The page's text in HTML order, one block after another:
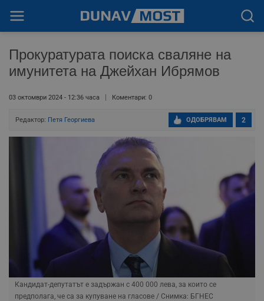
Прокуратурата поиска сваляне на
имунитета на Джейхан Ибрямов
03 октомври 2024 - 12:36 часа Коментари: 0
Редактор: Петя Георгиева 2
ОДОБРЯВАМ
Кандидат-депутатът е задържан с 400 000 лева, за които се
предполага, че са за купуване на гласове / Снимка: БГНЕС